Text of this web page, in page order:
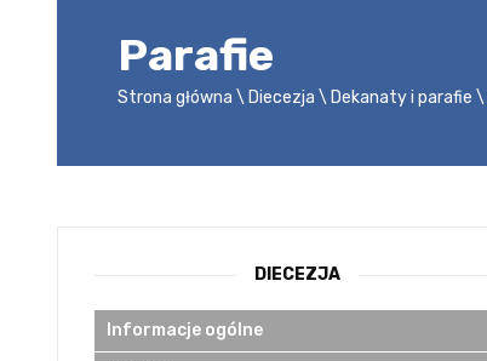
Parafie
Strona główna Diecezja Dekanaty i parafie
DIECEZJA
Informacje ogólne